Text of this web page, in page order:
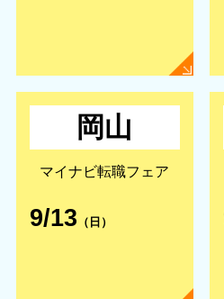
岡山
マイナビ転職フェア
9/13 （日）